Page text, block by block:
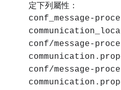
定下列屬性：
conf_message-
conf/message-
conf/message-